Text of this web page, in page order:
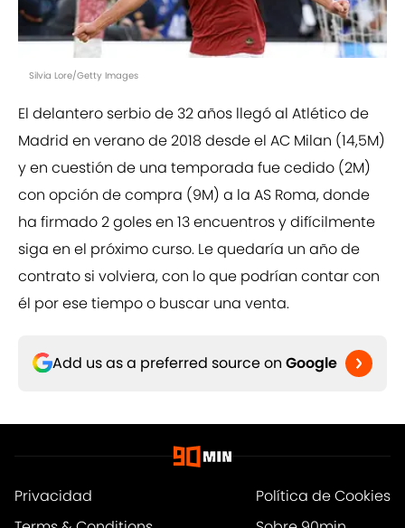
Silvia Lore/Getty Images
El delantero serbio de 32 años llegó al Atlético de
Madrid en verano de 2018 desde el AC Milan (14,5M)
y en cuestión de una temporada fue cedido (2M)
con opción de compra (9M) a la AS Roma, donde
ha firmado 2 goles en 13 encuentros y difícilmente
siga en el próximo curso. Le quedaría un año de
contrato si volviera, con lo que podrían contar con
él por ese tiempo o buscar una venta.
Add us as a preferred source on Google
Privacidad
Política de Cookies